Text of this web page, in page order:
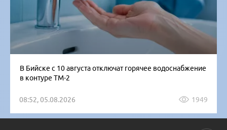
В Бийске с 10 августа отключат горячее водоснабжение
в контуре ТМ-2
08:52, 05.08.2026 1949